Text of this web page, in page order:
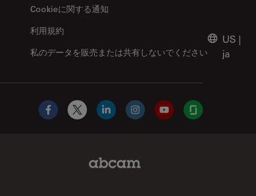
Cookieに関する通知
私のデータを販売または共有しないでください
利用規約
US |
ja
Facebook
X LinkedInInstagramYouTubeGlassdoor